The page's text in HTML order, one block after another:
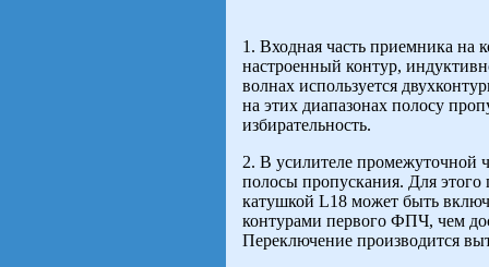
1. Входная часть приемника на
настроенный контур,
волнах используется
на этих диапазонах полосу
избирательность.
2. В усилителе промежуточной
полосы пропускания. Для
катушкой L18 может быть
контурами первого ФПЧ, чем
Переключение производится